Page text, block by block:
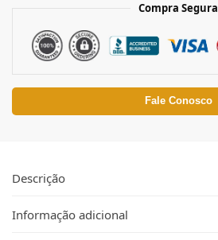
Compra Segura
Fale Conosco
Descrição
Informação adicional